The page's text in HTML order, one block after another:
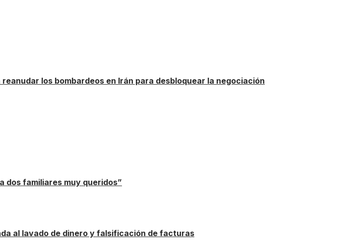
los bombardeos en Irán para desbloquear la negociación
dos familiares muy queridos”
al lavado de dinero y falsificación de facturas